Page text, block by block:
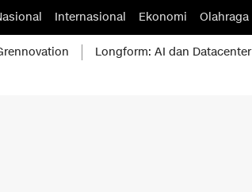
Internasional Ekonomi Olahraga
Longform: AI dan Datacenter